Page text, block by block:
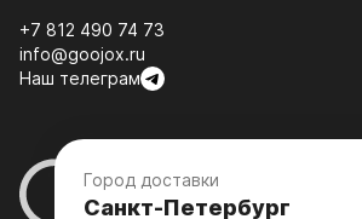
+7 812 490 74 73
info@goojox.ru
Наш телеграм
Город доставки
Санкт-Петербург